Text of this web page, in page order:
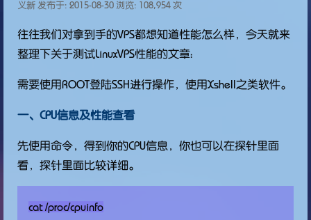
义新 发布于: 2015-08-30 浏览: 108,954 次
往往我们对拿到手的VPS都想知道性能怎么样，今天就来
整理下关于测试LinuxVPS性能的文章：
需要使用ROOT登陆SSH进行操作，使用Xshell之类软件。
一、CPU信息及性能查看
先使用命令，得到你的CPU信息，你也可以在探针里面
看，探针里面比较详细。